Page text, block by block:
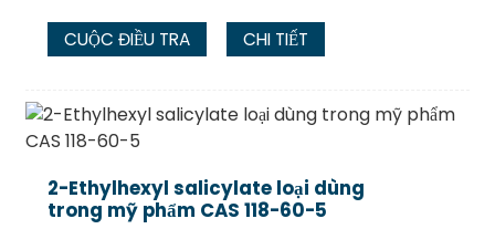
CUỘC ĐIỀU TRA CHI TIẾT
2-Ethylhexyl salicylate loại dùng
trong mỹ phẩm CAS 118-60-5